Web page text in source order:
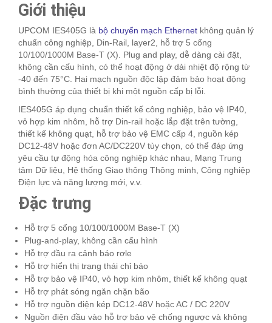
Giới thiệu
UPCOM IES405G là bộ chuyển mạch Ethernet không quản lý
chuẩn công nghiệp, Din-Rail, layer2, hỗ trợ 5 cổng
10/100/1000M Base-T (X). Plug and play, dễ dàng cài đặt,
không cần cấu hình, có thể hoạt động ở dải nhiệt độ rộng từ
-40 đến 75°C. Hai mạch nguồn độc lập đảm bảo hoạt động
bình thường của thiết bị khi một nguồn cấp bị lỗi.
IES405G áp dụng chuẩn thiết kế công nghiệp, bảo vệ IP40,
vỏ hợp kim nhôm, hỗ trợ Din-rail hoặc lắp đặt trên tường,
thiết kế không quạt, hỗ trợ bảo vệ EMC cấp 4, nguồn kép
DC12-48V hoặc đơn AC/DC220V tùy chọn, có thể đáp ứng
yêu cầu tự động hóa công nghiệp khác nhau, Mạng Trung
tâm Dữ liệu, Hệ thống Giao thông Thông minh, Công nghiệp
Điện lực và năng lượng mới, v.v.
Đặc trưng
Hỗ trợ 5 cổng 10/100/1000M Base-T (X)
Plug-and-play, không cần cấu hình
Hỗ trợ đầu ra cảnh báo rơle
Hỗ trợ hiển thị trạng thái chỉ báo
Hỗ trợ bảo vệ IP40, vỏ hợp kim nhôm, thiết kế không quạt
Hỗ trợ phát sóng ngăn chặn bão
Hỗ trợ nguồn điện kép DC12-48V hoặc AC / DC 220V
Nguồn điện đầu vào hỗ trợ bảo vệ chống ngược và không